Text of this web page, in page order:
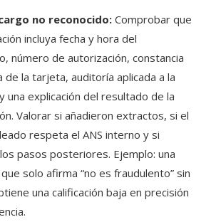
no reconocido:Comprobar que
incluya fecha y hora del
número de autorización, constancia
de la tarjeta, auditoría aplicada a la
una explicación del resultado de la
Valorar si añadieron extractos, si el
respeta el ANS interno y si
pasos posteriores. Ejemplo: una
solo afirma “no es fraudulento” sin
una calificación baja en precisión